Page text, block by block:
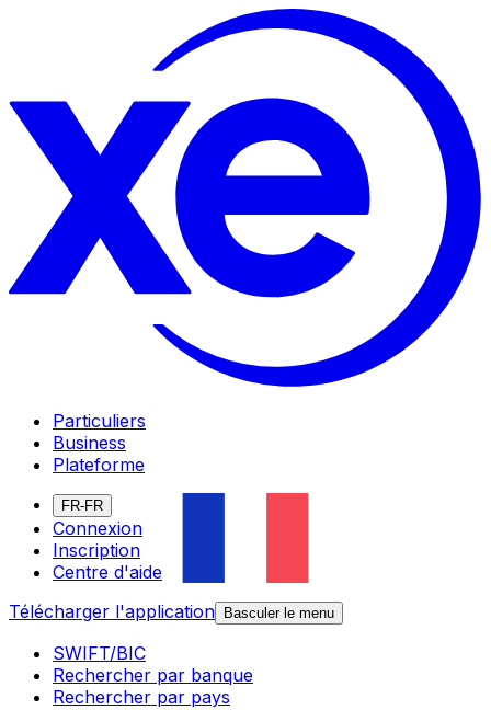
Particuliers
Business
Plateforme
FR-FR
Connexion
Inscription
Centre d'aide
Télécharger l'application
Basculer le menu
SWIFT/BIC
Rechercher par banque
Rechercher par pays